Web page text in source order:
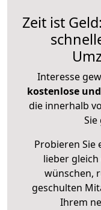
Zeit ist
Interesse
kostenlose
die innerhalb
Probieren Sie
lieber gleich
wünschen,
geschulten
Ihrem